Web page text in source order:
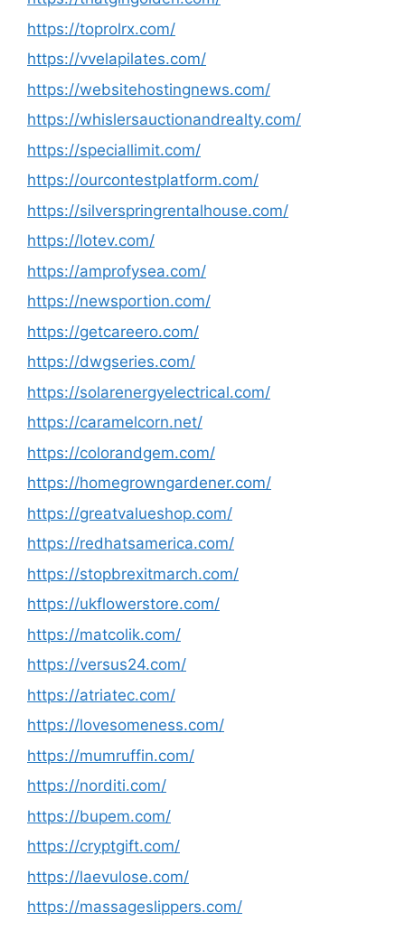
https://toprolrx.com/
https://vvelapilates.com/
https://websitehostingnews.com/
https://whislersauctionandrealty.com/
https://speciallimit.com/
https://ourcontestplatform.com/
https://silverspringrentalhouse.com/
https://lotev.com/
https://amprofysea.com/
https://newsportion.com/
https://getcareero.com/
https://dwgseries.com/
https://solarenergyelectrical.com/
https://caramelcorn.net/
https://colorandgem.com/
https://homegrowngardener.com/
https://greatvalueshop.com/
https://redhatsamerica.com/
https://stopbrexitmarch.com/
https://ukflowerstore.com/
https://matcolik.com/
https://versus24.com/
https://atriatec.com/
https://lovesomeness.com/
https://mumruffin.com/
https://norditi.com/
https://bupem.com/
https://cryptgift.com/
https://laevulose.com/
https://massageslippers.com/